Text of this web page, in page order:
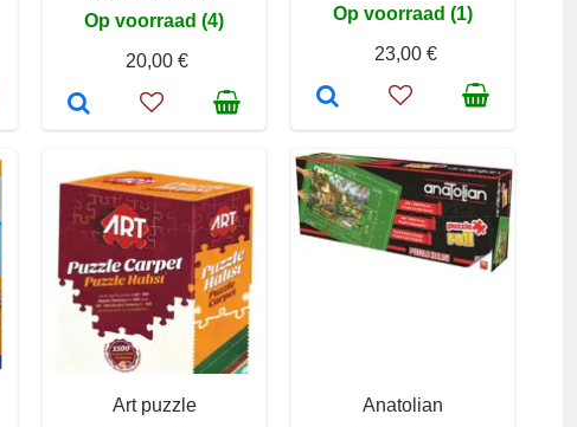
Op voorraad (4)
20,00 €
Op voorraad (1)
23,00 €
Art puzzle
Anatolian